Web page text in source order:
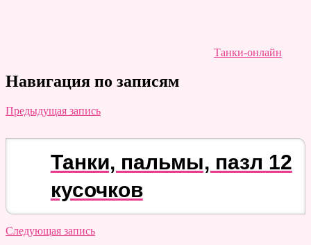
Танки-онлайн
Навигация по записям
Предыдущая запись
Танки, пальмы, пазл 12
кусочков
Следующая запись